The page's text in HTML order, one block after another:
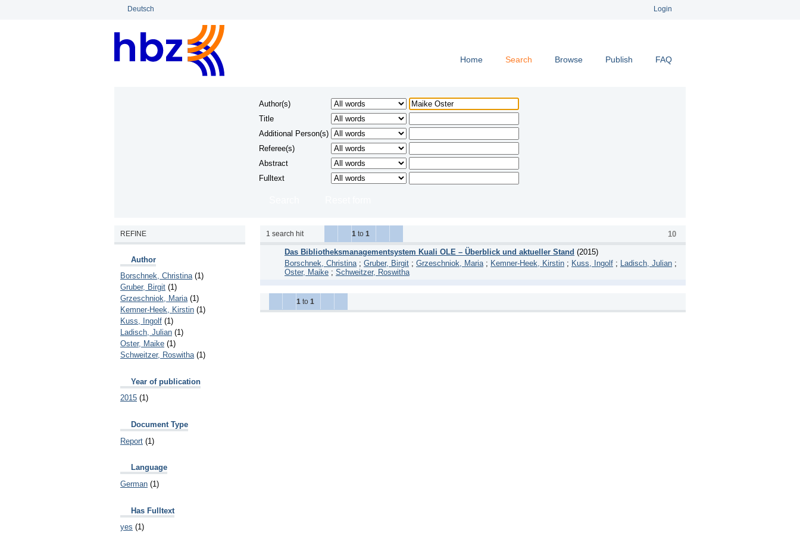
Deutsch Login
Home Search Browse Publish FAQ
Author(s)
Title
Additional Person(s)
Referee(s)
Abstract
Fulltext
REFINE
Author
Borschnek, Christina(1)
Gruber, Birgit (1)
Grzeschniok, Maria(1)
Kemner-Heek, Kirstin (1)
Kuss, Ingolf (1)
Ladisch, Julian (1)
Oster, Maike (1)
Schweitzer, Roswitha(1)
Year of publication
2015 (1)
Document Type
Report (1)
Language
German (1)
Has Fulltext
yes (1)
1 search hit 1 to 1
10
Das Bibliotheksmanagementsystem Kuali OLE – Überblick und aktueller Stand (2015)
Borschnek, Christina ; Gruber, Birgit ; Grzeschniok, Maria ; Kemner-Heek, Kirstin ; Kuss, Ingolf ; Ladisch, Julian ;
Oster, Maike ; Schweitzer, Roswitha
1 to 1